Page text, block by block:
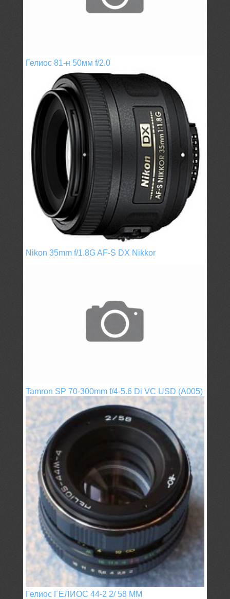
Гелиос 81-н 50мм f/2.0
Nikon 35mm f/1.8G AF-S DX Nikkor
Tamron SP 70-300mm f/4-5.6 Di VC USD (A005)
Гелиос ГЕЛИОС 44-2 2/ 58 ММ